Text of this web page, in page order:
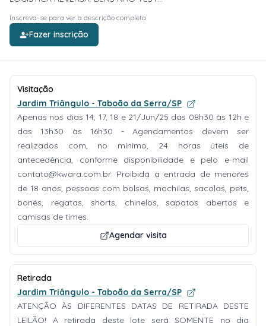
Inscreva-se para ver a descrição completa
Fazer inscrição
Visitação
Jardim Triângulo - Taboão da Serra/SP
Apenas nos dias 14, 17, 18 e 21/Jun/25 das 08h30 às 12h e
das 13h30 às 16h30 - Agendamentos devem ser
realizados com, no mínimo, 24 horas úteis de
antecedência, conforme disponibilidade e pelo e-mail
contato@kwara.com.br. Proibida a entrada de menores
de 18 anos, pessoas com bolsas, mochilas, sacolas, pets,
bonés, regatas, shorts, chinelos, sapatos abertos e
camisas de times.
Agendar visita
Retirada
Jardim Triângulo - Taboão da Serra/SP
ATENÇÃO ÀS DIFERENTES DATAS DE RETIRADA DESTE
LEILÃO! A retirada deste lote será SOMENTE no dia